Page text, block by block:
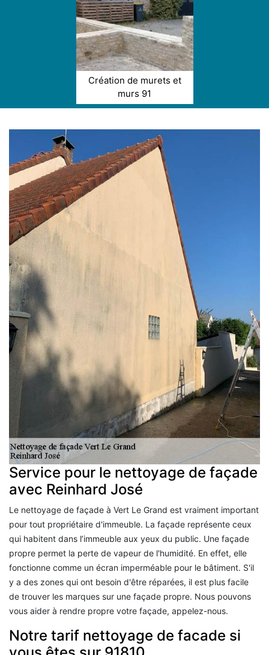
Création de murets et
murs 91
Service pour le nettoyage de façade
avec Reinhard José
Le nettoyage de façade à Vert Le Grand est vraiment important
pour tout propriétaire d'immeuble. La façade représente ceux
qui habitent dans l’immeuble aux yeux du public. Une façade
propre permet la perte de vapeur de l'humidité. En effet, elle
fonctionne comme un écran imperméable pour le bâtiment. S'il
y a des zones qui ont besoin d'être réparées, il est plus facile
de trouver les marques sur une façade propre. Nous pouvons
vous aider à rendre propre votre façade, appelez-nous.
Notre tarif nettoyage de facade si